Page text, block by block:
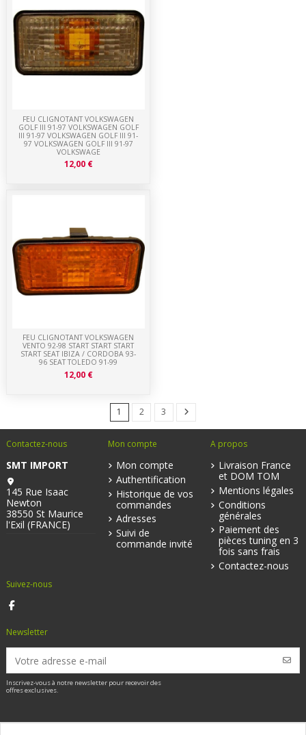
FEU CLIGNOTANT VOLKSWAGEN
VENTO 92-98 START START START
START SEAT IBIZA / CORDOBA 93-
96 SEAT TOLEDO 91-99
12,00 €
FEU CLIGNOTANT VOLKSWAGEN
GOLF III 91-97 VOLKSWAGEN GOLF
III 91-97 VOLKSWAGEN GOLF III 91-
97 VOLKSWAGEN GOLF III 91-97
VOLKSWAGE
12,00 €
1 2 3
Contactez-nous
SMT IMPORT
145 Rue Isaac
Newton
38550 St Maurice
l'Exil (FRANCE)
Mon compte
Mon compte
Authentification
Historique de vos
commandes
Adresses
Suivi de
commande invité
A propos
Livraison France
et DOM TOM
Mentions légales
Conditions
générales
Paiement des
pièces tuning en 3
fois sans frais
Contactez-nous
Suivez-nous
Newsletter
Inscrivez-vous à notre newsletter pour recevoir des
offres exclusives.